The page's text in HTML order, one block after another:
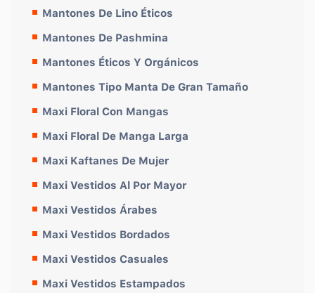
Mantones De Lino Éticos
Mantones De Pashmina
Mantones Éticos Y Orgánicos
Mantones Tipo Manta De Gran Tamaño
Maxi Floral Con Mangas
Maxi Floral De Manga Larga
Maxi Kaftanes De Mujer
Maxi Vestidos Al Por Mayor
Maxi Vestidos Árabes
Maxi Vestidos Bordados
Maxi Vestidos Casuales
Maxi Vestidos Estampados